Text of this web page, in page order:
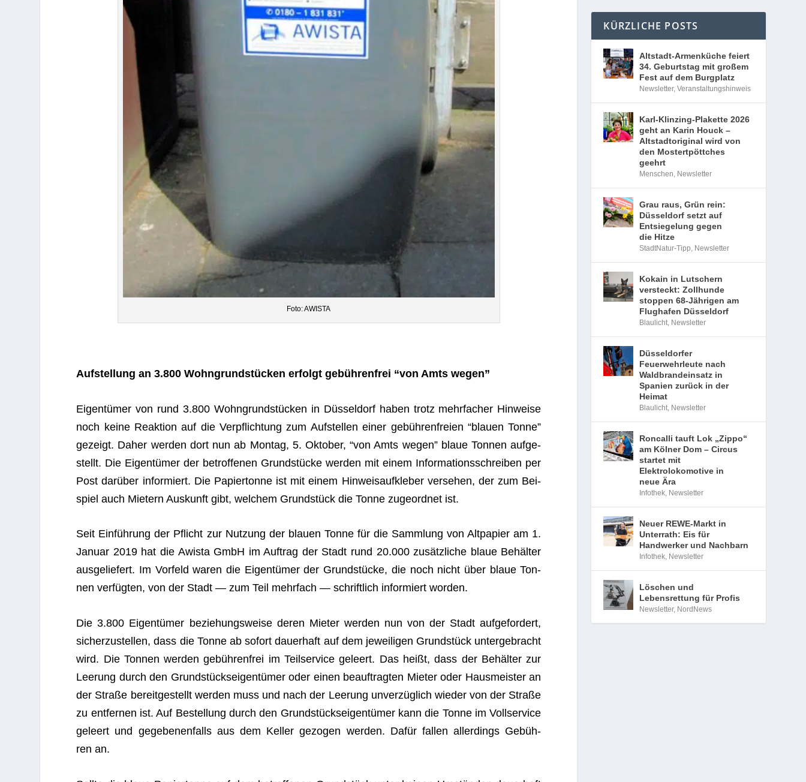
Foto: AWISTA
Auf­stel­lung an 3.800 Wohn­grund­stü­cken erfolgt gebüh­ren­frei “von Amts wegen”
Eigen­tü­mer von rund 3.800 Wohn­grund­stü­cken in Düs­sel­dorf haben trotz mehr­fa­cher Hin­weise
noch keine Reak­tion auf die Ver­pflich­tung zum Auf­stel­len einer gebüh­ren­freien “blauen Tonne”
gezeigt. Daher wer­den dort nun ab Mon­tag, 5. Okto­ber, “von Amts wegen” blaue Ton­nen auf­ge­
stellt. Die Eigen­tü­mer der betrof­fe­nen Grund­stü­cke wer­den mit einem Infor­ma­ti­ons­schrei­ben per
Post dar­über infor­miert. Die Papier­tonne ist mit einem Hin­weis­auf­kle­ber ver­se­hen, der zum Bei­
spiel auch Mie­tern Aus­kunft gibt, wel­chem Grund­stück die Tonne zuge­ord­net ist.
Seit Ein­füh­rung der Pflicht zur Nut­zung der blauen Tonne für die Samm­lung von Alt­pa­pier am 1.
Januar 2019 hat die Awista GmbH im Auf­trag der Stadt rund 20.000 zusätz­li­che blaue Behäl­ter
aus­ge­lie­fert. Im Vor­feld waren die Eigen­tü­mer der Grund­stü­cke, die noch nicht über blaue Ton­
nen ver­füg­ten, von der Stadt — zum Teil mehr­fach — schrift­lich infor­miert worden.
Die 3.800 Eigen­tü­mer bezie­hungs­weise deren Mie­ter wer­den nun von der Stadt auf­ge­for­dert,
sicher­zu­stel­len, dass die Tonne ab sofort dau­er­haft auf dem jewei­li­gen Grund­stück unter­ge­bracht
wird. Die Ton­nen wer­den gebüh­ren­frei im Teil­ser­vice geleert. Das heißt, dass der Behäl­ter zur
Lee­rung durch den Grund­stücks­ei­gen­tü­mer oder einen beauf­trag­ten Mie­ter oder Haus­meis­ter an
der Straße bereit­ge­stellt wer­den muss und nach der Lee­rung unver­züg­lich wie­der von der Straße
zu ent­fer­nen ist. Auf Bestel­lung durch den Grund­stücks­ei­gen­tü­mer kann die Tonne im Voll­ser­vice
geleert und gege­be­nen­falls aus dem Kel­ler gezo­gen wer­den. Dafür fal­len aller­dings Gebüh­
ren an.
KÜRZLICHE POSTS
Altstadt-Armenküche feiert
34. Geburtstag mit großem
Fest auf dem Burgplatz
Newsletter,Veranstaltungshinweis
Karl-Klinzing-Plakette 2026
geht an Karin Houck –
Altstadtoriginal wird von
den Mostertpöttches
geehrt
Menschen, Newsletter
Grau raus, Grün rein:
Düsseldorf setzt auf
Entsiegelung gegen
die Hitze
StadtNatur-Tipp, Newsletter
Kokain in Lutschern
versteckt: Zollhunde
stoppen 68-Jährigen am
Flughafen Düsseldorf
Blaulicht, Newsletter
Düsseldorfer
Feuerwehrleute nach
Waldbrandeinsatz in
Spanien zurück in der
Heimat
Blaulicht, Newsletter
Roncalli tauft Lok „Zippo“
am Kölner Dom – Circus
startet mit
Elektrolokomotive in
neue Ära
Infothek, Newsletter
Neuer REWE-Markt in
Unterrath: Eis für
Handwerker und Nachbarn
Infothek, Newsletter
Löschen und
Lebensrettung für Profis
Newsletter, NordNews